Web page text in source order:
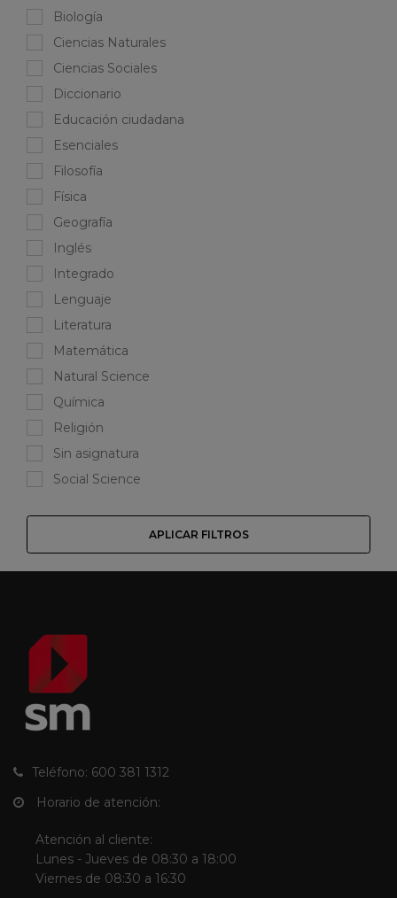
Biología
Ciencias Naturales
Ciencias Sociales
Diccionario
Educación ciudadana
Esenciales
Filosofía
Física
Geografía
Inglés
Integrado
Lenguaje
Literatura
Matemática
Natural Science
Química
Religión
Sin asignatura
Social Science
APLICAR FILTROS
Teléfono: 600 381 1312
Horario de atención:
Atención al cliente:
Lunes - Jueves de 08:30 a 18:00
Viernes de 08:30 a 16:30